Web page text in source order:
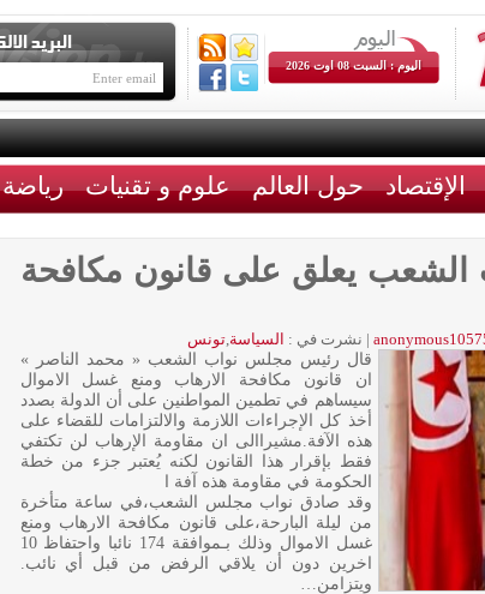
اليوم : السبت 08 اوت 2026
الإقتصاد حول العالم علوم و تقنيات رياضة
يعلق على قانون مكافحة
| نشرت في : السياسة,تونس
قال رئيس مجلس نواب الشعب « محمد الناصر »
ان قانون مكافحة الارهاب ومنع غسل الاموال
سيساهم في تطمين المواطنين على أن الدولة بصدد
أخذ كل الإجراءات اللازمة والالتزامات للقضاء على
هذه الآفة.مشيراالى ان مقاومة الإرهاب لن تكتفي
فقط بإقرار هذا القانون لكنه يُعتبر جزء من خطة
الحكومة في مقاومة هذه آفة ا
وقد صادق نواب مجلس الشعب،في ساعة متأخرة
من ليلة البارحة،على قانون مكافحة الارهاب ومنع
غسل الاموال وذلك بـموافقة 174 نائبا واحتفاظ 10
اخرين دون أن يلاقي الرفض من قبل أي نائب.
ويتزامن…